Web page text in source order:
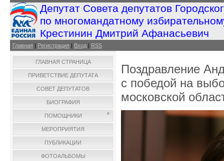
Депутат Совета депутатов
по многомандатному
Крестинин Дмитрий Афанасьевич
Главная | Регистрация | Вход | RSS
ГЛАВНАЯ СТРАНИЦА
ПРИВЕТСТВИЕ ДЕПУТАТА
СОВЕТ ДЕПУТАТОВ
БИОГРАФИЯ
ПОМОЩНИКИ
МЕРОПРИЯТИЯ
ПУБЛИКАЦИИ
ФОТОАЛЬБОМЫ
Поздравление
с победой на
московской